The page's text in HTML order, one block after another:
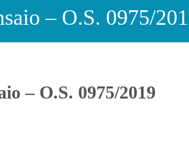
– O.S. 0975/
– O.S. 0975/2019